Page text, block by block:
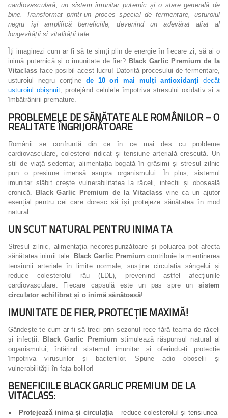
cardiovasculară, un sistem imunitar puternic și o stare generală de
bine. Transformat printr-un proces special de fermentare, usturoiul
negru își amplifică beneficiile, devenind un adevărat aliat al
longevității și vitalității tale.
Îți imaginezi cum ar fi să te simți plin de energie în fiecare zi, să ai o
inimă puternică și o imunitate de fier? Black Garlic Premium de la
Vitaclass face posibil acest lucru! Datorită procesului de fermentare,
usturoiul negru conține de 10 ori mai mulți antioxidanți decât
usturoiul obișnuit, protejând celulele împotriva stresului oxidativ și a
îmbătrânirii premature.
PROBLEMELE DE SĂNĂTATE ALE ROMÂNILOR – O
REALITATE ÎNGRIJORĂTOARE
Românii se confruntă din ce în ce mai des cu probleme
cardiovasculare, colesterol ridicat și tensiune arterială crescută. Un
stil de viață sedentar, alimentația bogată în grăsimi și stresul zilnic
pun o presiune imensă asupra organismului. În plus, sistemul
imunitar slăbit crește vulnerabilitatea la răceli, infecții și oboseală
cronică.
Black Garlic Premium de la Vitaclass vine ca un ajutor
esențial pentru cei care doresc să își protejeze sănătatea în mod
natural.
UN SCUT NATURAL PENTRU INIMA TA
Stresul zilnic, alimentația necorespunzătoare și poluarea pot afecta
sănătatea inimii tale. Black Garlic Premium contribuie la menținerea
tensiunii arteriale în limite normale, susține circulația sângelui și
reduce colesterolul rău (LDL), prevenind astfel afecțiunile
cardiovasculare. Fiecare capsulă este un pas spre unsistem
circulator echilibrat și o inimă sănătoasă!
IMUNITATE DE FIER, PROTECȚIE MAXIMĂ!
Gândește-te cum ar fi să treci prin sezonul rece fără teama de răceli
și infecții.
Black Garlic Premium stimulează răspunsul natural al
organismului, întărind sistemul imunitar și oferindu-ți protecție
împotriva virusurilor și bacteriilor. Spune adio oboselii și
vulnerabilității în fața bolilor!
BENEFICIILE BLACK GARLIC PREMIUM DE LA
VITACLASS:
Protejează inima și circulația– reduce colesterolul și tensiunea